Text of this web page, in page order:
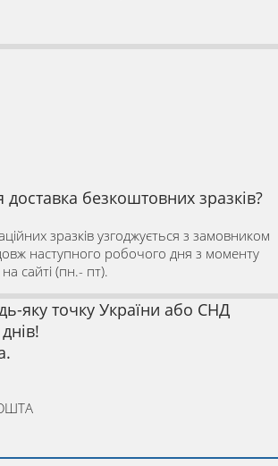
доставка безкоштовних зразків?
зразків узгоджується з замовником
наступного робочого дня з моменту
сайті (пн.- пт).
яку точку України або СНД